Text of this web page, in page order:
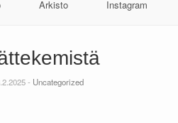
Arkisto Instagram
- Uncategorized